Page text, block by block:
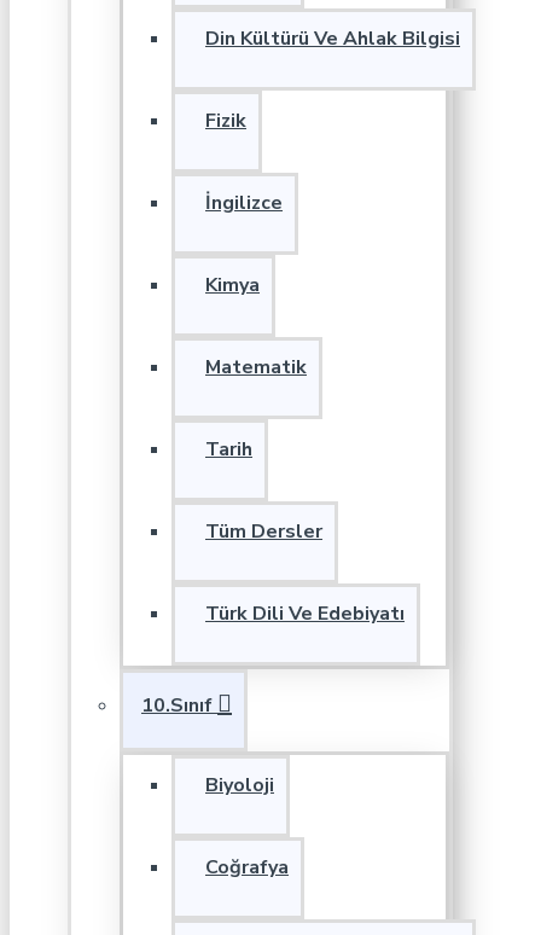
Din Kültürü Ve Ahlak Bilgisi
Fizik
İngilizce
Kimya
Matematik
Tarih
Tüm Dersler
Türk Dili Ve Edebiyatı
10.Sınıf
Biyoloji
Coğrafya